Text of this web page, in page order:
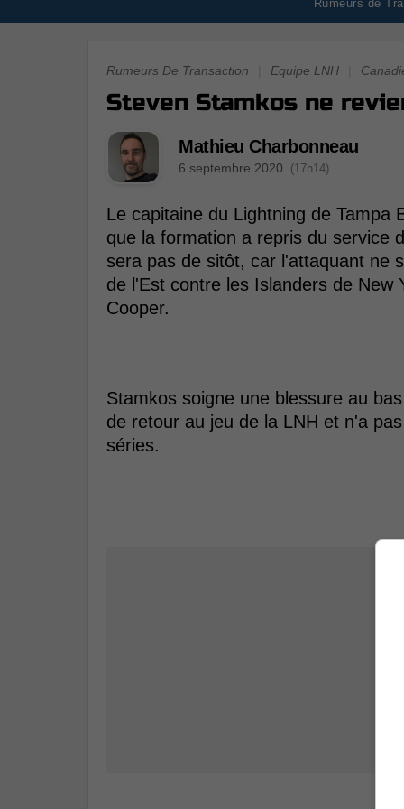
Rumeurs de
Rumeurs De Transaction Equipe LNH
Steven Stamkos ne
Mathieu Charbonneau
6 septembre 2020 (17h14)
Le capitaine du Lightning de Tampa
que la formation a repris du service
sera pas de sitôt, car l'attaquant ne
de l'Est contre les Islanders de New
Cooper.
Stamkos soigne une blessure au
de retour au jeu de la LNH et n'a
séries.